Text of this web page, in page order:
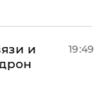
и
19:49